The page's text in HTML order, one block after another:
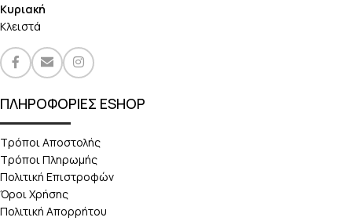
Κυριακή
Κλειστά
ΠΛΗΡΟΦΟΡΙΕΣ ESHOP
Τρόποι Αποστολής
Τρόποι Πληρωμής
Πολιτική Επιστροφών
Όροι Χρήσης
Πολιτική Απορρήτου